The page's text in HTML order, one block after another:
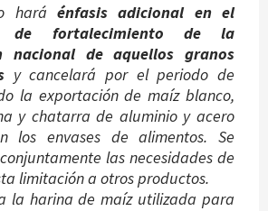
hará énfasis adicional en el
de fortalecimiento de la
nacional de aquellos granos
y cancelará por el periodo de
la exportación de maíz blanco,
y chatarra de aluminio y acero
los envases de alimentos. Se
las necesidades de
limitación a otros productos.
la harina de maíz utilizada para